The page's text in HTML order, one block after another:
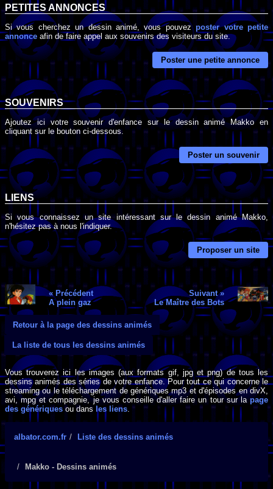
PETITES ANNONCES
Si vous cherchez un dessin animé, vous pouvez poster votre petite
annonce afin de faire appel aux souvenirs des visiteurs du site.
Poster une petite annonce
SOUVENIRS
Ajoutez ici votre souvenir d'enfance sur le dessin animé Makko en
cliquant sur le bouton ci-dessous.
Poster un souvenir
LIENS
Si vous connaissez un site intéressant sur le dessin animé Makko,
n'hésitez pas à nous l'indiquer.
Proposer un site
« Précédent
A plein gaz
Suivant »
Le Maître des Bots
Retour à la page des dessins animés
La liste de tous les dessins animés
Vous trouverez ici les images (aux formats gif, jpg et png) de tous les
dessins animés des séries de votre enfance. Pour tout ce qui concerne le
streaming ou le téléchargement de génériques mp3 et d'épisodes en divX,
avi, mpg et compagnie, je vous conseille d'aller faire un tour sur lapage
des génériques ou dans les liens.
albator.com.fr Liste des dessins animés
Makko - Dessins animés